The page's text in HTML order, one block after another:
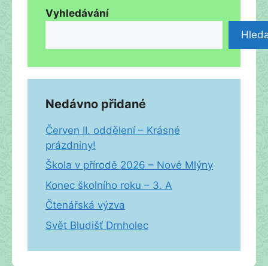
Vyhledávání
Nedávno přidané
Červen II. oddělení – Krásné
prázdniny!
Škola v přírodě 2026 – Nové Mlýny
Konec školního roku – 3. A
Čtenářská výzva
Svět Bludišť Drnholec